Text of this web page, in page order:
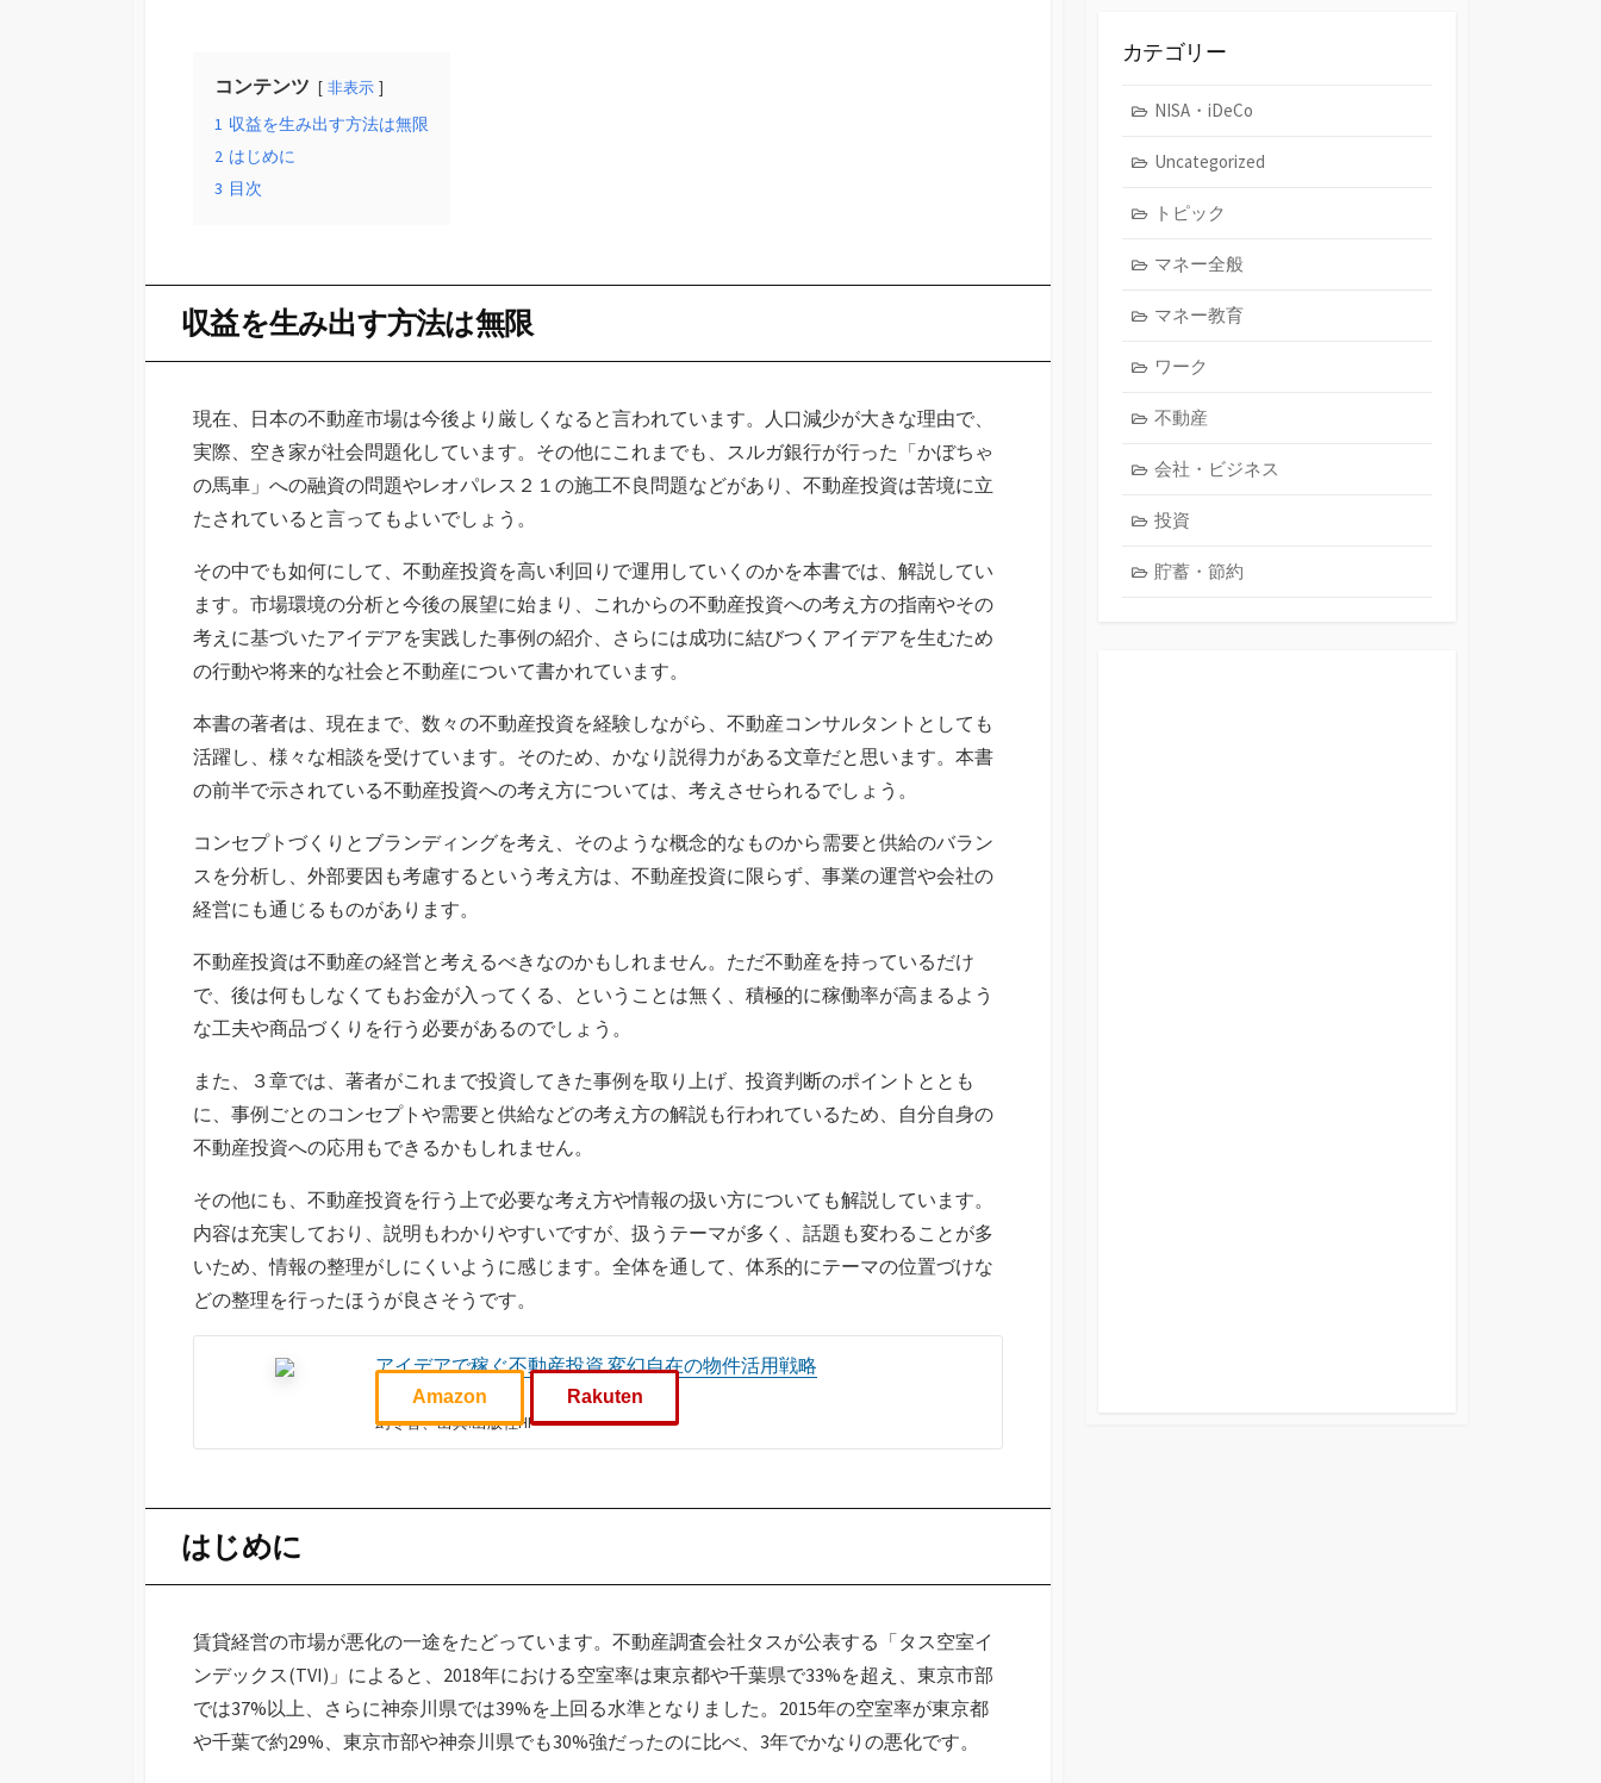
コンテンツ 非表示
1 収益を生み出す方法は無限
2 はじめに
3 目次
収益を生み出す方法は無限
現在、日本の不動産市場は今後より厳しくなると言われています。人口減少が大きな理由で、
実際、空き家が社会問題化しています。その他にこれまでも、スルガ銀行が行った「かぼちゃ
の馬車」への融資の問題やレオパレス２１の施工不良問題などがあり、不動産投資は苦境に立
たされていると言ってもよいでしょう。
その中でも如何にして、不動産投資を高い利回りで運用していくのかを本書では、解説してい
ます。市場環境の分析と今後の展望に始まり、これからの不動産投資への考え方の指南やその
考えに基づいたアイデアを実践した事例の紹介、さらには成功に結びつくアイデアを生むため
の行動や将来的な社会と不動産について書かれています。
本書の著者は、現在まで、数々の不動産投資を経験しながら、不動産コンサルタントとしても
活躍し、様々な相談を受けています。そのため、かなり説得力がある文章だと思います。本書
の前半で示されている不動産投資への考え方については、考えさせられるでしょう。
コンセプトづくりとブランディングを考え、そのような概念的なものから需要と供給のバラン
スを分析し、外部要因も考慮するという考え方は、不動産投資に限らず、事業の運営や会社の
経営にも通じるものがあります。
不動産投資は不動産の経営と考えるべきなのかもしれません。ただ不動産を持っているだけ
で、後は何もしなくてもお金が入ってくる、ということは無く、積極的に稼働率が高まるよう
な工夫や商品づくりを行う必要があるのでしょう。
また、３章では、著者がこれまで投資してきた事例を取り上げ、投資判断のポイントととも
に、事例ごとのコンセプトや需要と供給などの考え方の解説も行われているため、自分自身の
不動産投資への応用もできるかもしれません。
その他にも、不動産投資を行う上で必要な考え方や情報の扱い方についても解説しています。
内容は充実しており、説明もわかりやすいですが、扱うテーマが多く、話題も変わることが多
いため、情報の整理がしにくいように感じます。全体を通して、体系的にテーマの位置づけな
どの整理を行ったほうが良さそうです。
アイデアで稼ぐ不動産投資 変幻自在の物件活用戦略
川口 豊人 (著)
幻冬舎、出典:出版社HP
Amazon Rakuten
はじめに
賃貸経営の市場が悪化の一途をたどっています。不動産調査会社タスが公表する「タス空室イ
ンデックス(TVI)」によると、2018年における空室率は東京都や千葉県で33%を超え、東京市部
では37%以上、さらに神奈川県では39%を上回る水準となりました。2015年の空室率が東京都
や千葉で約29%、東京市部や神奈川県でも30%強だったのに比べ、3年でかなりの悪化です。
カテゴリー
NISA・iDeCo
Uncategorized
トピック
マネー全般
マネー教育
ワーク
不動産
会社・ビジネス
投資
貯蓄・節約